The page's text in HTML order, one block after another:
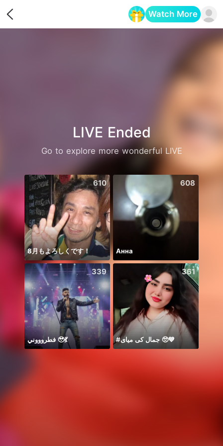
Watch More
LIVE Ended
Go to explore more wonderful LIVE
610
8月もよろしくです！
608
Анна
339
فطروووني 🥹💃
361
#جمال کی میای 🥺💙